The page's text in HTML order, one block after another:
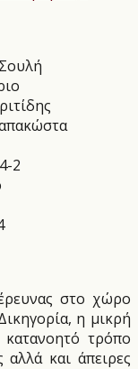
2
στο χώρο
η μικρή
τρόπο
αλλά και άπειρες